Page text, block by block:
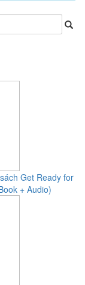
Get Ready for
+ Audio)